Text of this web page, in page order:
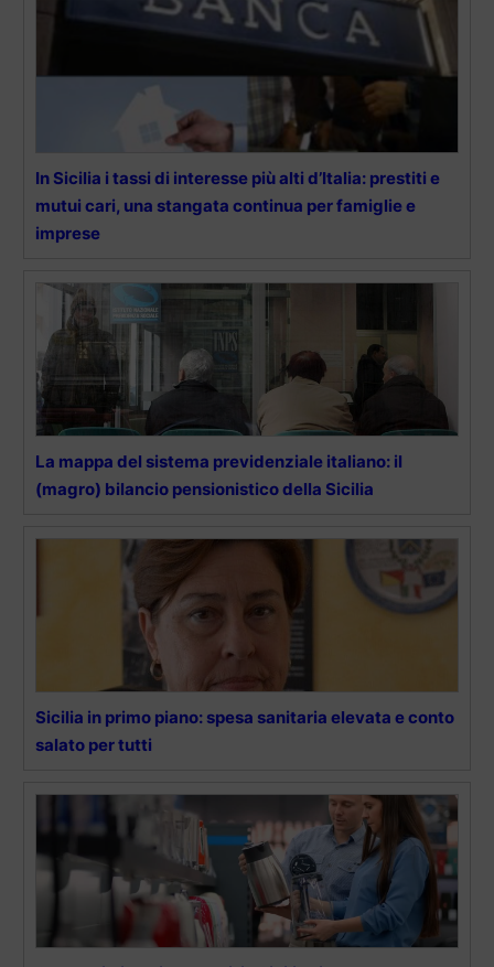
In Sicilia i tassi di interesse più alti d’Italia: prestiti e
mutui cari, una stangata continua per famiglie e
imprese
La mappa del sistema previdenziale italiano: il
(magro) bilancio pensionistico della Sicilia
Sicilia in primo piano: spesa sanitaria elevata e conto
salato per tutti